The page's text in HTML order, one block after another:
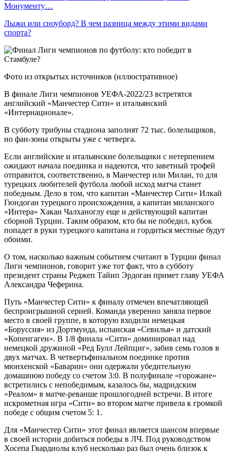
Монументу…
Лыжи или сноуборд? В чем разница между этими видами
спорта?
Фото из открытых источников (иллюстративное)
В финале Лиги чемпионов УЕФА-2022/23 встретятся
английский «Манчестер Сити» и итальянский
«Интернационале».
В субботу трибуны стадиона заполнят 72 тыс. болельщиков,
но фан-зоны открыты уже с четверга.
Если английские и итальянские болельщики с нетерпением
ожидают начала поединка и надеются, что заветный трофей
отправится, соответственно, в Манчестер или Милан, то для
турецких любителей футбола любой исход матча станет
победным. Дело в том, что капитан «Манчестер Сити» Илкай
Гюндоган турецкого происхождения, а капитан миланского
«Интера» Хакан Чалханоглу еще и действующий капитан
сборной Турции. Таким образом, кто бы не победил, кубок
попадет в руки турецкого капитана и гордиться местные будут
обоими.
О том, насколько важным событием считают в Турции финал
Лиги чемпионов, говорит уже тот факт, что в субботу
президент страны Реджеп Тайип Эрдоган примет главу УЕФА
Александра Чеферина.
Путь «Манчестер Сити» к финалу отмечен впечатляющей
беспроигрышной серией. Команда уверенно заняла первое
место в своей группе, в которую входили немецкая
«Боруссия» из Дортмунда, испанская «Севилья» и датский
«Копенгаген». В 1/8 финала «Сити» доминировал над
немецкой дружиной «Ред Булл Лейпциг», забив семь голов в
двух матчах. В четвертьфинальном поединке против
мюнхенской «Баварии» они одержали убедительную
домашнюю победу со счетом 3:0. В полуфинале «горожане»
встретились с непобедимым, казалось бы, мадридским
«Реалом» в матче-реванше прошлогодней встречи. В итоге
искрометная игра «Сити» во втором матче привела к громкой
победе с общим счетом 5: 1.
Для «Манчестер Сити» этот финал является шансом впервые
в своей истории добиться победы в ЛЧ. Под руководством
Хосепа Гвардиолы клуб несколько раз был очень близок к